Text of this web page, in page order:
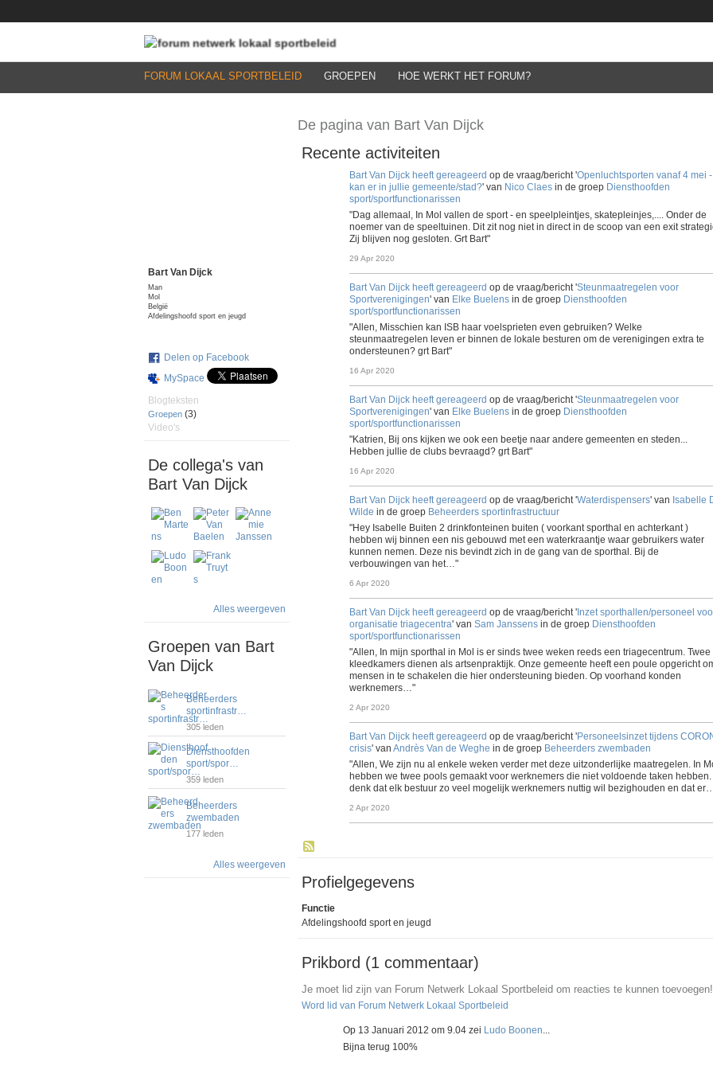
FORUM LOKAAL SPORTBELEID GROEPEN HOE WERKT HET FORUM?
Bart Van Dijck
Man
Mol
België
Afdelingshoofd sport en jeugd
Delen op Facebook
MySpace
Blogteksten
Groepen (3)
Video's
De collega's van
Bart Van Dijck
Alles weergeven
Groepen van Bart
Van Dijck
Beheerders
sportinfrastr…
305 leden
Diensthoofden
sport/spor…
359 leden
Beheerders
zwembaden
177 leden
Alles weergeven
De pagina van Bart Van Dijck
Recente activiteiten
Bart Van Dijck heeft gereageerd op de vraag/bericht 'Openluchtsporten vanaf 4 mei
kan er in jullie gemeente/stad?' van Nico Claes in de groep Diensthoofden
sport/sportfunctionarissen
"Dag allemaal, In Mol vallen de sport - en speelpleintjes, skatepleinjes,.... Onder de
noemer van de speeltuinen. Dit zit nog niet in direct in de scoop van een exit
Zij blijven nog gesloten. Grt Bart"
29 Apr 2020
Bart Van Dijck heeft gereageerd op de vraag/bericht 'Steunmaatregelen voor
Sportverenigingen' van Elke Buelens in de groep Diensthoofden
sport/sportfunctionarissen
"Allen, Misschien kan ISB haar voelsprieten even gebruiken? Welke
steunmaatregelen leven er binnen de lokale besturen om de verenigingen extra te
ondersteunen? grt Bart"
16 Apr 2020
Bart Van Dijck heeft gereageerd op de vraag/bericht 'Steunmaatregelen voor
Sportverenigingen' van Elke Buelens in de groep Diensthoofden
sport/sportfunctionarissen
"Katrien, Bij ons kijken we ook een beetje naar andere gemeenten en steden...
Hebben jullie de clubs bevraagd? grt Bart"
16 Apr 2020
Bart Van Dijck heeft gereageerd op de vraag/bericht 'Waterdispensers' van Isabelle
Wilde in de groep Beheerders sportinfrastructuur
"Hey Isabelle Buiten 2 drinkfonteinen buiten ( voorkant sporthal en achterkant )
hebben wij binnen een nis gebouwd met een waterkraantje waar gebruikers water
kunnen nemen. Deze nis bevindt zich in de gang van de sporthal. Bij de
verbouwingen van het…"
6 Apr 2020
Bart Van Dijck heeft gereageerd op de vraag/bericht ' Inzet sporthallen/personeel
organisatie triagecentra' van Sam Janssens in de groep Diensthoofden
sport/sportfunctionarissen
"Allen, In mijn sporthal in Mol is er sinds twee weken reeds een triagecentrum. Twee
kleedkamers dienen als artsenpraktijk. Onze gemeente heeft een poule opgericht
mensen in te schakelen die hier ondersteuning bieden. Op voorhand konden
werknemers…"
2 Apr 2020
Bart Van Dijck heeft gereageerd op de vraag/bericht 'Personeelsinzet tijdens
crisis' van Andrès Van de Weghe in de groep Beheerders zwembaden
"Allen, We zijn nu al enkele weken verder met deze uitzonderlijke maatregelen. In
hebben we twee pools gemaakt voor werknemers die niet voldoende taken hebben.
denk dat elk bestuur zo veel mogelijk werknemers nuttig wil bezighouden en dat
2 Apr 2020
Profielgegevens
Functie
Afdelingshoofd sport en jeugd
Prikbord (1 commentaar)
Je moet lid zijn van Forum Netwerk Lokaal Sportbeleid om reacties te kunnen toevoegen!
Word lid van Forum Netwerk Lokaal Sportbeleid
Op 13 Januari 2012 om 9.04 zei Ludo Boonen...
Bijna terug 100%